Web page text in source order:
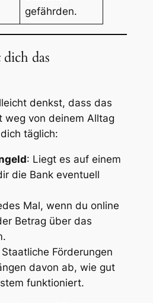
gefährden.
das
denkst, dass das
weg von deinem Alltag
täglich:
: Liegt es auf einem
die Bank eventuell
Mal, wenn du online
Betrag über das
Staatliche Förderungen
davon ab, wie gut
funktioniert.